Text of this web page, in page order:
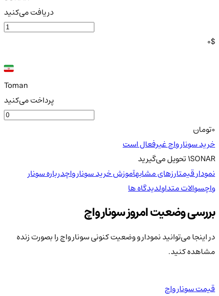
دریافت می‌کنید
0$
Toman
پرداخت می‌کنید
تومان
خرید سونار واچ غیرفعال است
1SONARتحویلمی‌گیرید
نمودار قیمتارزهای مشابهآموزش خرید سونار واچدرباره سونار
واچسوالات متداولدیدگاه ها
بررسی وضعیت امروز سونار واچ
در اینجا می‌توانید نمودار و وضعیت کنونی سونار واچ را بصورت زنده
مشاهده کنید.
قیمت سونار واچ